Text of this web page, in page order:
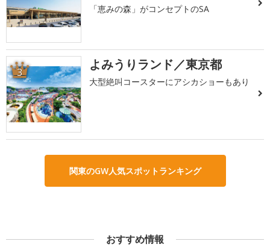
「恵みの森」がコンセプトのSA
3 よみうりランド／東京都
大型絶叫コースターにアシカショーもあり
関東のGW人気スポットランキング
おすすめ情報